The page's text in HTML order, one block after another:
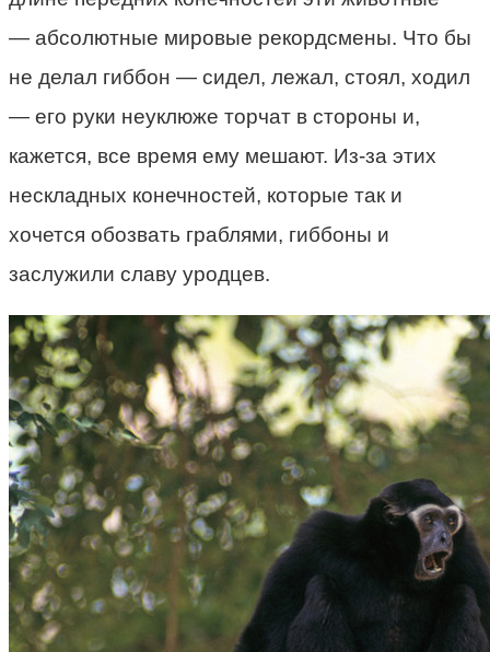
— абсолютные мировые рекордсмены. Что бы
не делал гиббон — сидел, лежал, стоял, ходил
— его руки неуклюже торчат в стороны и,
кажется, все время ему мешают. Из-за этих
нескладных конечностей, которые так и
хочется обозвать граблями, гиббоны и
заслужили славу уродцев.